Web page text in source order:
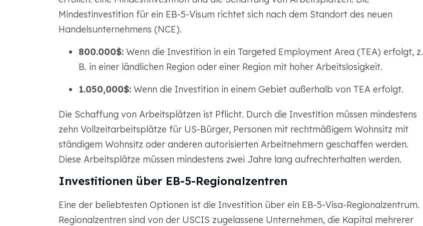
Mindestinvestition für ein EB-5-Visum richtet sich nach dem Standort des neuen
Handelsunternehmens (NCE).
800.000$:Wenn die Investition in ein Targeted Employment Area (TEA) erfolgt, z.
B. in einer ländlichen Region oder einer Region mit hoher Arbeitslosigkeit.
1.050,000$:Wenn die Investition in einem Gebiet außerhalb von TEA erfolgt.
Die Schaffung von Arbeitsplätzen ist Pflicht. Durch die Investition müssen mindestens
zehn Vollzeitarbeitsplätze für US-Bürger, Personen mit rechtmäßigem Wohnsitz mit
ständigem Wohnsitz oder anderen autorisierten Arbeitnehmern geschaffen werden.
Diese Arbeitsplätze müssen mindestens zwei Jahre lang aufrechterhalten werden.
Investitionen über EB-5-Regionalzentren
Eine der beliebtesten Optionen ist die Investition über ein EB-5-Visa-Regionalzentrum.
Regionalzentren sind von der USCIS zugelassene Unternehmen, die Kapital mehrerer